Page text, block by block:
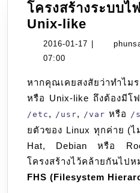
โครงสร้างระบบไ
Unix-like
ระบบ
Linux
และ
Unix-
like
2016-01-17 2016-
07:00
หากคุณเคยสงสัยว่าทำไมระบบปฏิบัติการ Linux
หรือ Unix-like ถึงต้องมีโ
/etc , /usr, /var หรือ /
ยตัวของ Linux ทุกค่าย (ไ
Hat, Debian หรือ
โครงสร้างไว้คล้ายกันไป
FHS (Filesystem